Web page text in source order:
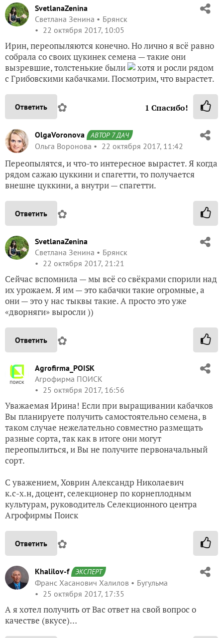
SvetlanaZenina
Светлана Зенина
Брянск
22 октября 2017, 10:05
Ирин, переопыляются конечно. Но лично я всё равно
собрала со своих цукинек семена — такие они
вызревшие, толстенькие были
хотя и росли рядом
с Грибовскими кабачками. Посмотрим, что вырастет.
Ответить ✿ 1 Спасибо!
OlgaVoronova АВТОР 7 ДАЧ
Ольга Воронова 22 октября 2017, 11:42
Переопылятся, и что-то интересное вырастет. Я когда
рядом сажаю цуккини и спагетти, то получается
внешне цуккини, а внутри — спагетти.
Ответить ✿
SvetlanaZenina
Светлана Зенина
Брянск
22 октября 2017, 21:21
Сейчас вспомнила — мы всё со свёкрами спорили над
их урожаем. Я им — это кабачки такие огромные, а
они — это у нас тыквы такие. А просто это уже
«дворняги» выросли ))
Ответить ✿
Agrofirma_POISK
Агрофирма ПОИСК
25 октября 2017, 16:56
Уважаемая Ирина! Если при выращивании кабачков
Вы планируете получить самостоятельно семена, в
таком случае нежелательно совместно размещать
разные сорта, так как в итоге они могут
переопылиться, и Вы не получите первоначальный
сорт.
С уважением, Ховрин Александр Николаевич
к.с-х.н, доцент, селекционер по корнеплодным
культурам, руководитель Селекционного центра
Агрофирмы Поиск
Ответить ✿
Khalilov-f ЭКСПЕРТ
Франс Хасанович Халилов
Бугульма
25 октября 2017, 17:35
А я хотел получить от Вас ответ на свой вопрос о
качестве (вкусе)…